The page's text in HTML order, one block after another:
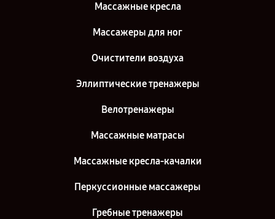
Массажные кресла
Массажеры для ног
Очистители воздуха
Эллиптические тренажеры
Велотренажеры
Массажные матрасы
Массажные кресла-качалки
Перкуссионные массажеры
Гребные тренажеры